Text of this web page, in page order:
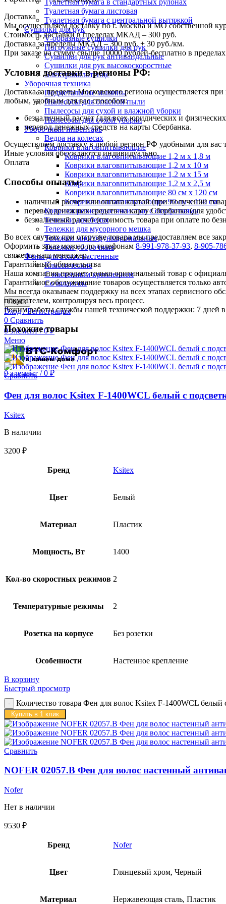
Туалетная бумага в стандартных рулонах
Туалетная бумага листовая
Туалетная бумага с центральной вытяжкой
Сушилки для рук
V-образные сушилки
Погружные сушилки для рук
Сушилки для рук антивандальные
Сушилки для рук высокоскоростные
Электрополотенце
Уборочная техника
Подметальные машины
Пылесосы для опасной пыли
Пылесосы для сухой и влажной уборки
Пылесосы для сухой уборки
Уборочный инвентарь
Ведра на колесах
Коврики влаговпитывающие
Коврики влаговпитывающие 1,2 м х 1,8 м
Коврики влаговпитывающие 1,2 м х 10 м
Коврики влаговпитывающие 1,2 м х 15 м
Коврики влаговпитывающие 1,2 м х 2,5 м
Коврики влаговпитывающие 80 см х 120 см
Коврики влаговпитывающие 90 см х 150 см
Коврики резиновые ячеистые с отверстиями
Тележки для белья
Тележки для мусорного мешка
Тележки многофункциональные
Тележки уборочные
Фены для волос настенные
Классические
С настенным креплением
Со шлангом
Поиск
Вход / Регистрация
0 Сравнить
0элемент / 0₽
Меню
0элемент / 0₽
Доставка
Мы осуществляем доставку по г. Москва и МО собственной
Стоимость доставки в пределах МКАД – 300 руб.
Доставка за пределы МКАД – 300 руб. + 30 руб./км.
При заказе на сумму свыше 10000 рублей-бесплатно в
Условия доставки в регионы РФ:
Доставка за пределы Московского региона осуществляется
любым, удобным для вас способом:
безналичный расчет (для всех юридических и
перевод денежных средств на карты Сбербанка.
Осуществляем доставку в любой регион РФ удобными для
Иные условия обсуждаются индивидуально.
Оплата
Способы оплаты:
наличный расчет или оплата картой (при получении
перевод денежных средств на карту Сбербанка (для
безналичный расчет (стоимость товара при оплате по
Во всех случаях при отгрузке товара мы предоставляем все
Оформить заказ можно по телефонам 8-991-978-37-93, 8-905-
свяжется наш менеджер.
Гарантийный обязательства
Наша компания продает только оригинальный товар с
Гарантийное обслуживание товаров осуществляется только
Мы всегда оказываем поддержку на всех этапах сервисного
покупателем, контролируя весь процесс.
Режим работы службы нашей технической поддержки: 7 дней
Похожие товары
Сравнить
Фен для волос Ksitex F-1400WCL белый с
Ksitex
В наличии
3200 ₽
Бренд Ksitex
Цвет Белый
Материал Пластик
Мощность, Вт 1400
Кол-во скоростных режимов 2
Температурные режимы 2
Розетка на корпусе Без розетки
Особенности Настенное крепление
В корзину
Быстрый просмотр
Количество товара Фен для волос Ksitex F-1400WCL белый
Купить в 1 клик
Сравнить
NOFER 02057.B Фен для волос настенный
Nofer
Нет в наличии
9530 ₽
Бренд Nofer
Цвет Глянцевый хром, Черный
Материал Нержавеющая сталь, Пластик